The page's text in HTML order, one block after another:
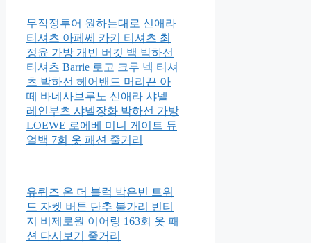
무작정투어 원하는대로 신애라
티셔츠 아페쎄 카키 티셔츠 최
정윤 가방 개빈 버킷 백 박하선
티셔츠 Barrie 로고 크루 넥 티셔
츠 박하선 헤어밴드 머리끈 아
떼 바네사브루노 신애라 샤넬
레인부츠 샤넬장화 박하선 가방
LOEWE 로에베 미니 게이트 듀
얼백 7회 옷 패션 줄거리
유퀴즈 온 더 블럭 박은빈 트위
드 자켓 버튼 단추 불가리 빈티
지 비제로원 이어링 163회 옷 패
션 다시보기 줄거리